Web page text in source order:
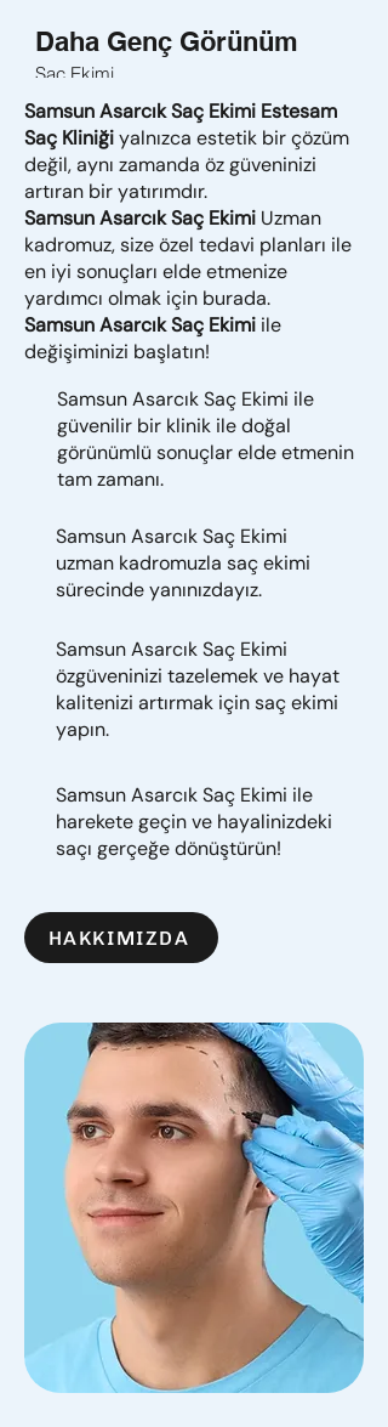
Daha Genç Görünüm
Saç Ekimi
Samsun Asarcık Saç Ekimi Estesam
Saç Kliniğiyalnızca estetik bir çözüm
değil, aynı zamanda öz güveninizi
artıran bir yatırımdır.
Samsun Asarcık Saç Ekimi Uzman
kadromuz, size özel tedavi planları ile
en iyi sonuçları elde etmenize
yardımcı olmak için burada.
Samsun Asarcık Saç Ekimi ile
değişiminizi başlatın!
Samsun Asarcık Saç Ekimi ile
güvenilir bir klinik ile doğal
görünümlü sonuçlar elde etmenin
tam zamanı.
Samsun Asarcık Saç Ekimi
uzman kadromuzla saç ekimi
sürecinde yanınızdayız.
Samsun Asarcık Saç Ekimi
özgüveninizi tazelemek ve hayat
kalitenizi artırmak için saç ekimi
yapın.
Samsun Asarcık Saç Ekimi ile
harekete geçin ve hayalinizdeki
saçı gerçeğe dönüştürün!
HAKKIMIZDA